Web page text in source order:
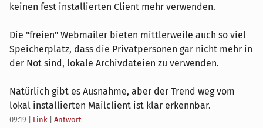
keinen fest installierten Client mehr verwenden.
Die "freien" Webmailer bieten mittlerweile auch so viel
Speicherplatz, dass die Privatpersonen gar nicht mehr in
der Not sind, lokale Archivdateien zu verwenden.
Natürlich gibt es Ausnahme, aber der Trend weg vom
lokal installierten Mailclient ist klar erkennbar.
09:19 Link Antwort